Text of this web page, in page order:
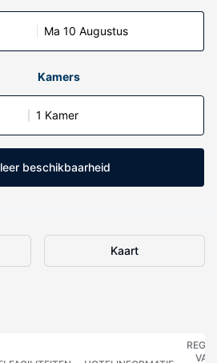
Ma 10 Augustus
Kamers
1 Kamer
beschikbaarheid
Kaart
VAN